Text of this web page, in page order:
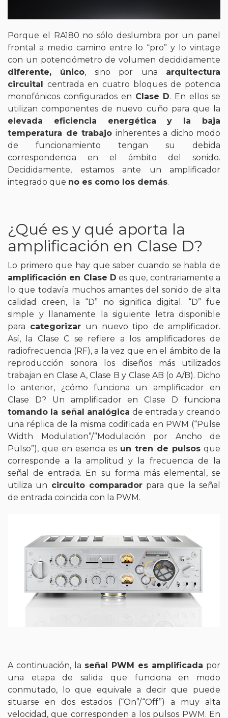
Porque el RA180 no sólo deslumbra por un panel
frontal a medio camino entre lo “pro” y lo vintage
con un potenciómetro de volumen decididamente
diferente, único, sino por una arquitectura
circuitalcentrada en cuatro bloques de potencia
monofónicos configurados en Clase D. En ellos se
utilizan componentes de nuevo cuño para que la
elevada eficiencia energética y la baja
temperatura de trabajo inherentes a dicho modo
de funcionamiento tengan su debida
correspondencia en el ámbito del sonido.
Decididamente, estamos ante un amplificador
integrado que no es como los demás.
¿Qué es y qué aporta la
amplificación en Clase D?
Lo primero que hay que saber cuando se habla de
amplificación en Clase D es que, contrariamente a
lo que todavía muchos amantes del sonido de alta
calidad creen, la “D” no significa digital. “D” fue
simple y llanamente la siguiente letra disponible
para categorizar un nuevo tipo de amplificador.
Así, la Clase C se refiere a los amplificadores de
radiofrecuencia (RF), a la vez que en el ámbito de la
reproducción sonora los diseños más utilizados
trabajan en Clase A, Clase B y Clase AB (o A/B). Dicho
lo anterior, ¿cómo funciona un amplificador en
Clase D? Un amplificador en Clase D funciona
tomando la señal analógica de entrada y creando
una réplica de la misma codificada en PWM (“Pulse
Width Modulation”/”Modulación por Ancho de
Pulso”), que en esencia es un tren de pulsos que
corresponde a la amplitud y la frecuencia de la
señal de entrada. En su forma más elemental, se
utiliza un circuito comparadorpara que la señal
de entrada coincida con la PWM.
A continuación, la señal PWM es amplificada por
una etapa de salida que funciona en modo
conmutado, lo que equivale a decir que puede
situarse en dos estados (“On”/“Off”) a muy alta
velocidad, que corresponden a los pulsos PWM. En